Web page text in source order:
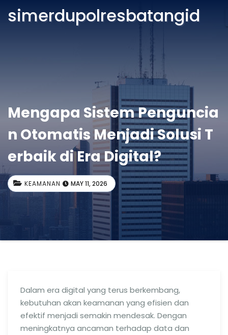
simerdupolresbatangid
Mengapa Sistem Penguncia
n Otomatis Menjadi Solusi T
erbaik di Era Digital?
KEAMANAN MAY 11, 2026
Dalam era digital yang terus berkembang,
kebutuhan akan keamanan yang efisien dan
efektif menjadi semakin mendesak. Dengan
meningkatnya ancaman terhadap data dan